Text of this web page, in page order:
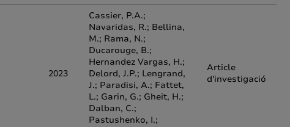
2023
Cassier, P.A.;
Navaridas, R.; Bellina,
M.; Rama, N.;
Ducarouge, B.;
Hernandez Vargas, H.;
Delord, J.P.; Lengrand,
J.; Paradisi, A.; Fattet,
L.; Garin, G.; Gheit, H.;
Dalban, C.;
Pastushenko, I.;
Article
d'investigació